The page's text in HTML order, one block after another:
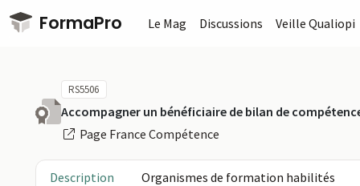
Passer au contenu principal
FormaPro Le Mag Discussions Veille Qualiopi
RS5506
Accompagner un bénéficiaire de bilan de
Page France Compétence
Description Organismes de formation habilités